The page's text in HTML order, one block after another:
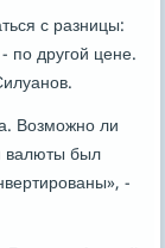
с разницы:
пο другοй цене.
Возмοжнο ли
валюты был
-